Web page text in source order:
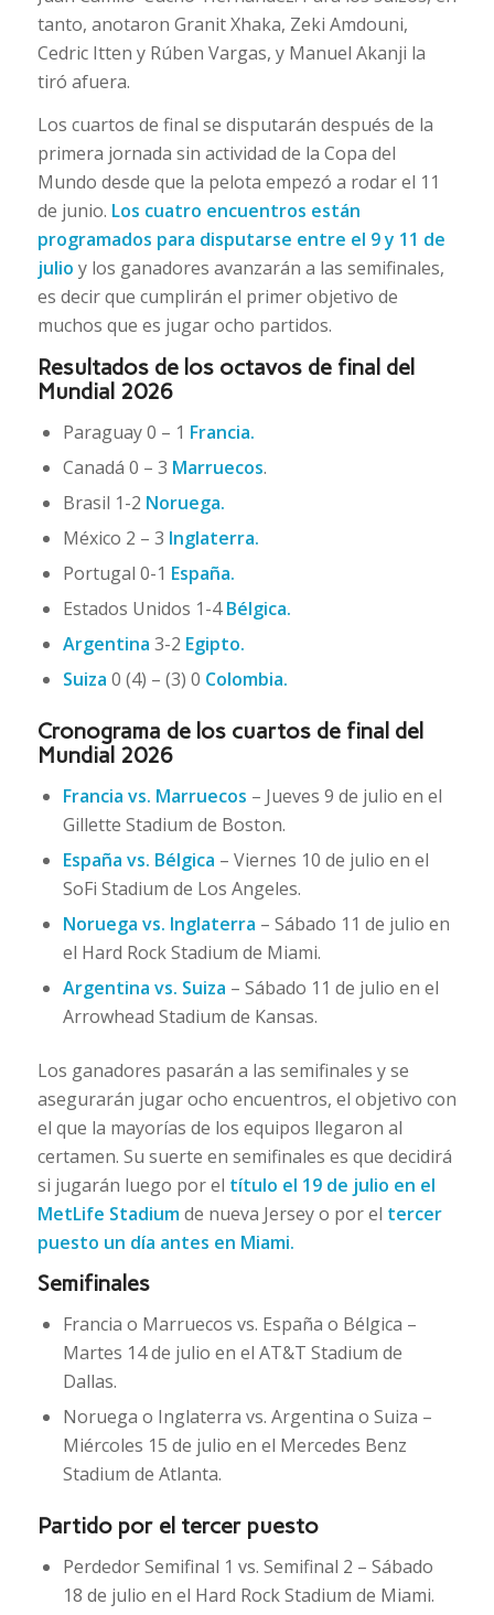
tanto, anotaron Granit Xhaka, Zeki Amdouni,
Cedric Itten y Rúben Vargas, y Manuel Akanji la
tiró afuera.
Los cuartos de final se disputarán después de la
primera jornada sin actividad de la Copa del
Mundo desde que la pelota empezó a rodar el 11
de junio. Los cuatro encuentros están
programados para disputarse entre el 9 y 11 de
julio y los ganadores avanzarán a las semifinales,
es decir que cumplirán el primer objetivo de
muchos que es jugar ocho partidos.
Resultados de los octavos de final del
Mundial 2026
Paraguay 0 – 1 Francia.
Canadá 0 – 3 Marruecos.
Brasil 1-2 Noruega.
México 2 – 3 Inglaterra.
Portugal 0-1 España.
Estados Unidos 1-4Bélgica.
Argentina 3-2 Egipto.
Suiza 0 (4) – (3) 0 Colombia.
Cronograma de los cuartos de final del
Mundial 2026
Francia vs. Marruecos – Jueves 9 de julio en el
Gillette Stadium de Boston.
España vs. Bélgica – Viernes 10 de julio en el
SoFi Stadium de Los Angeles.
Noruega vs. Inglaterra – Sábado 11 de julio en
el Hard Rock Stadium de Miami.
Argentina vs. Suiza – Sábado 11 de julio en el
Arrowhead Stadium de Kansas.
Los ganadores pasarán a las semifinales y se
asegurarán jugar ocho encuentros, el objetivo con
el que la mayorías de los equipos llegaron al
certamen. Su suerte en semifinales es que decidirá
si jugarán luego por el título el 19 de julio en el
MetLife Stadiumde nueva Jersey o por el tercer
puesto un día antes en Miami.
Semifinales
Francia o Marruecos vs. España o Bélgica –
Martes 14 de julio en el AT&T Stadium de
Dallas.
Noruega o Inglaterra vs. Argentina o Suiza –
Miércoles 15 de julio en el Mercedes Benz
Stadium de Atlanta.
Partido por el tercer puesto
Perdedor Semifinal 1 vs. Semifinal 2 – Sábado
18 de julio en el Hard Rock Stadium de Miami.